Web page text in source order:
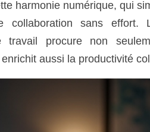
harmonie numérique, qui
collaboration sans
travail procure non
aussi la productivité